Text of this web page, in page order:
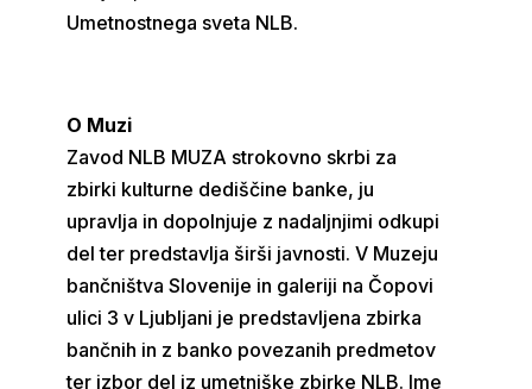
Umetnostnega sveta NLB.
O Muzi
Zavod NLB MUZA strokovno skrbi za
zbirki kulturne dediščine banke, ju
upravlja in dopolnjuje z nadaljnjimi odkupi
del ter predstavlja širši javnosti. V Muzeju
bančništva Slovenije in galeriji na Čopovi
ulici 3 v Ljubljani je predstavljena zbirka
bančnih in z banko povezanih predmetov
ter izbor del iz umetniške zbirke NLB. Ime